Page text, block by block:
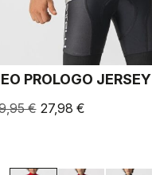
PROLOGO JERSEY
€ 27,98 €